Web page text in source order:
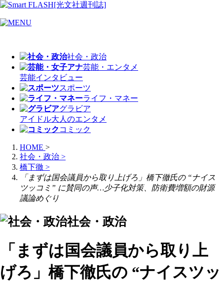
社会・政治
芸能・エンタメ
芸能インタビュー
スポーツ
ライフ・マネー
グラビア
アイドル大人のエンタメ
コミック
HOME >
社会・政治 >
橋下徹 >
「まずは国会議員から取り上げろ」橋下徹氏の “ナイス
ツッコミ” に賛同の声…少子化対策、防衛費増額の財源
議論めぐり
社会・政治
「まずは国会議員から取り上
げろ」橋下徹氏の “ナイスツッ